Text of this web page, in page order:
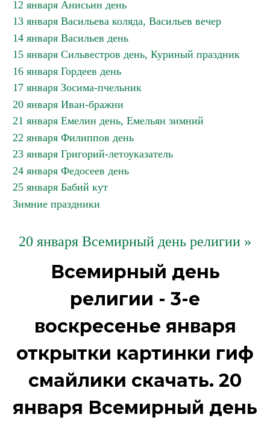
12 января Анисьин день
13 января Васильева коляда, Васильев вечер
14 января Васильев день
15 января Сильвестров день, Куриный праздник
16 января Гордеев день
17 января Зосима-пчельник
20 января Иван-бражни
21 января Емелин день, Емельян зимний
22 января Филиппов день
23 января Григорий-летоуказатель
24 января Федосеев день
25 января Бабий кут
Зимние праздники
20 января Всемирный день религии »
Всемирный день
религии - 3-е
воскресенье января
открытки картинки гиф
смайлики скачать. 20
января Всемирный день